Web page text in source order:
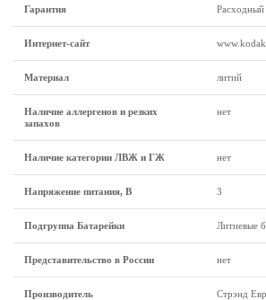
Гарантия Расходный
Интернет-сайт
Материал литий
Наличие аллергенов и резких
запахов
нет
Наличие категории ЛВЖ и ГЖ нет
Напряжение питания, В 3
Подгруппа Батарейки Литиевые
Представительство в России нет
Производитель Стрэнд